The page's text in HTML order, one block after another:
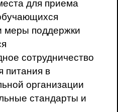
меры поддержки
сотрудничество
питания в
организации
стандарты и